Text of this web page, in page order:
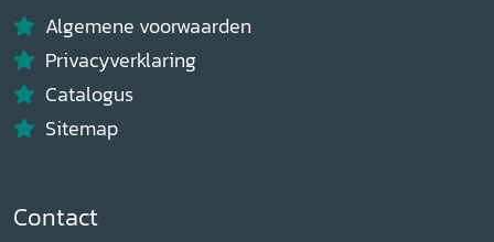
Algemene voorwaarden
Privacyverklaring
Catalogus
Sitemap
Contact